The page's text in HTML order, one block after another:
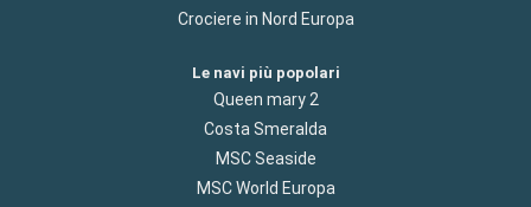
Crociere in Nord Europa
Le navi più popolari
Queen mary 2
Costa Smeralda
MSC Seaside
MSC World Europa